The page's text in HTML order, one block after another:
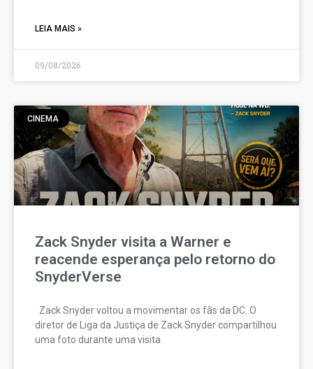
LEIA MAIS »
09/08/2026
CINEMA
Zack Snyder visita a Warner e
reacende esperança pelo retorno do
SnyderVerse
Zack Snyder voltou a movimentar os fãs da DC. O
diretor de Liga da Justiça de Zack Snyder compartilhou
uma foto durante uma visita